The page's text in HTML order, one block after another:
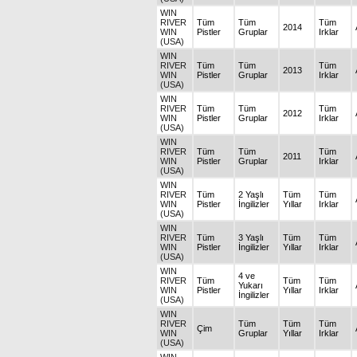
WIN
RIVER
WIN
(USA)
Tüm
Pistler
Tüm
Gruplar
2014
Tüm
Irklar
WIN
RIVER
WIN
(USA)
Tüm
Pistler
Tüm
Gruplar
2013
Tüm
Irklar
WIN
RIVER
WIN
(USA)
Tüm
Pistler
Tüm
Gruplar
2012
Tüm
Irklar
WIN
RIVER
WIN
(USA)
Tüm
Pistler
Tüm
Gruplar
2011
Tüm
Irklar
WIN
RIVER
WIN
(USA)
Tüm
Pistler
2 Yaşlı
İngilizler
Tüm
Yıllar
Tüm
Irklar
WIN
RIVER
WIN
(USA)
Tüm
Pistler
3 Yaşlı
İngilizler
Tüm
Yıllar
Tüm
Irklar
WIN
RIVER
WIN
(USA)
Tüm
Pistler
4 ve
Yukarı
İngilizler
Tüm
Yıllar
Tüm
Irklar
WIN
RIVER
WIN
(USA)
Çim
Tüm
Gruplar
Tüm
Yıllar
Tüm
Irklar